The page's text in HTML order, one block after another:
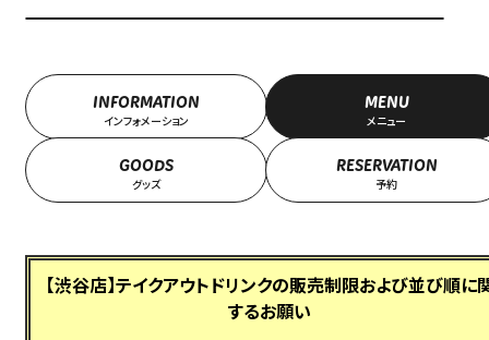
INFORMATION
インフォメーション
MENU
メニュー
GOODS
グッズ
RESERVATION
予約
【渋谷店】テイクアウトドリンクの販売制限および並び順に
するお願い